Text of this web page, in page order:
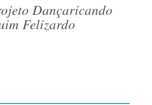
Dançaricando
Felizardo